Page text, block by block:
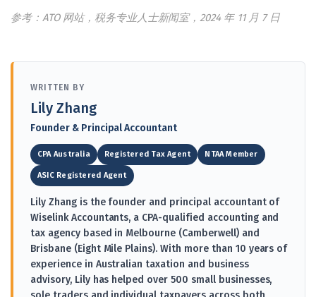
参考：ATO 网站，税务专业人士新闻室，2024 年 11 月 7 日
WRITTEN BY
Lily Zhang
Founder & Principal Accountant
CPA Australia Registered Tax Agent NTAA Member
ASIC Registered Agent
Lily Zhang is the founder and principal accountant of
Wiselink Accountants, a CPA-qualified accounting and
tax agency based in Melbourne (Camberwell) and
Brisbane (Eight Mile Plains). With more than 10 years of
experience in Australian taxation and business
advisory, Lily has helped over 500 small businesses,